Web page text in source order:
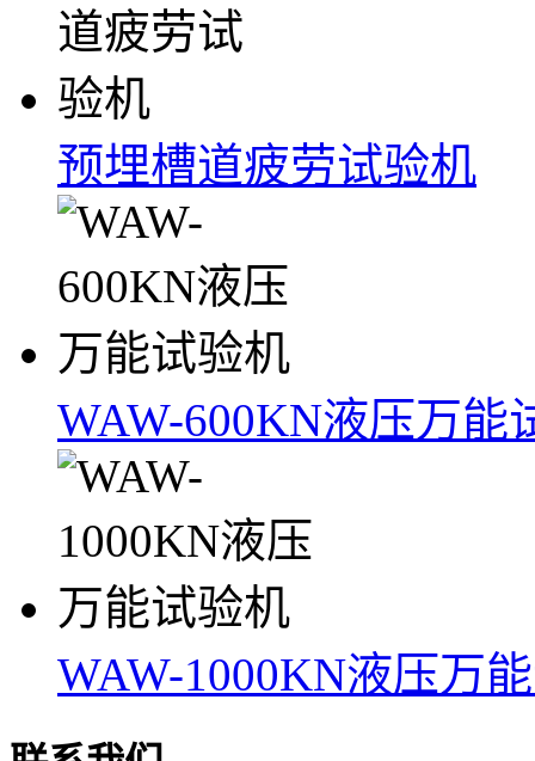
预埋槽道疲劳试验机
WAW-600KN液压万能
WAW-1000KN液压万